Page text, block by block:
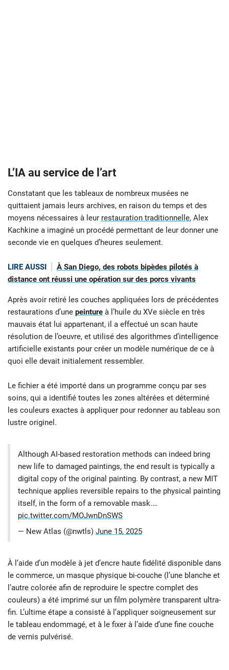
L’IA au service de l’art
Constatant que les tableaux de nombreux musées ne
quittaient jamais leurs archives, en raison du temps et des
moyens nécessaires à leur restauration traditionnelle, Alex
Kachkine a imaginé un procédé permettant de leur donner une
seconde vie en quelques d’heures seulement.
LIRE AUSSI
À San Diego, des robots bipèdes pilotés à
distance ont réussi une opération sur des porcs vivants
Après avoir retiré les couches appliquées lors de précédentes
restaurations d’une peinture à l’huile du XVe siècle en très
mauvais état lui appartenant, il a effectué un scan haute
résolution de l’oeuvre, et utilisé des algorithmes d’intelligence
artificielle existants pour créer un modèle numérique de ce à
quoi elle devait initialement ressembler.
Le fichier a été importé dans un programme conçu par ses
soins, qui a identifié toutes les zones altérées et déterminé
les couleurs exactes à appliquer pour redonner au tableau son
lustre originel.
Although AI-based restoration methods can indeed bring
new life to damaged paintings, the end result is typically a
digital copy of the original painting. By contrast, a new MIT
technique applies reversible repairs to the physical painting
itself, in the form of a removable mask.…
pic.twitter.com/MOJwnDnSWS
— New Atlas (@nwtls) June 15, 2025
À l’aide d’un modèle à jet d’encre haute fidélité disponible dans
le commerce, un masque physique bi-couche (l’une blanche et
l’autre colorée afin de reproduire le spectre complet des
couleurs) a été imprimé sur un film polymère transparent ultra-
fin. L’ultime étape a consisté à l’appliquer soigneusement sur
le tableau endommagé, et à le fixer à l’aide d’une fine couche
de vernis pulvérisé.